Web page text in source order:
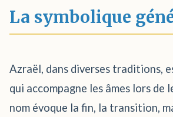
La symbolique
Azraël, dans diverses traditions,
qui accompagne les âmes lors de
nom évoque la fin, la transition,